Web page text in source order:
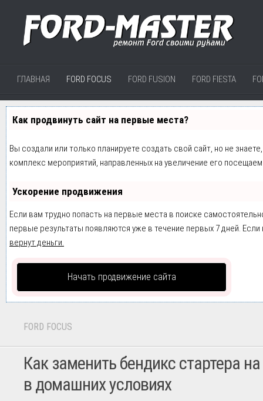
ГЛАВНАЯ FORD FOCUS FORD FUSION FORD FIESTA
Как продвинуть сайт на первые места?
Вы создали или только планируете создать свой сайт, но не
комплекс мероприятий, направленных на увеличение его
Ускорение продвижения
Если вам трудно попасть на первые места в поиске
первые результаты появляются уже в течение первых 7 дней.
вернут деньги.
Начать продвижение сайта
FORD FOCUS
Как заменить бендикс стартера
в домашних условиях